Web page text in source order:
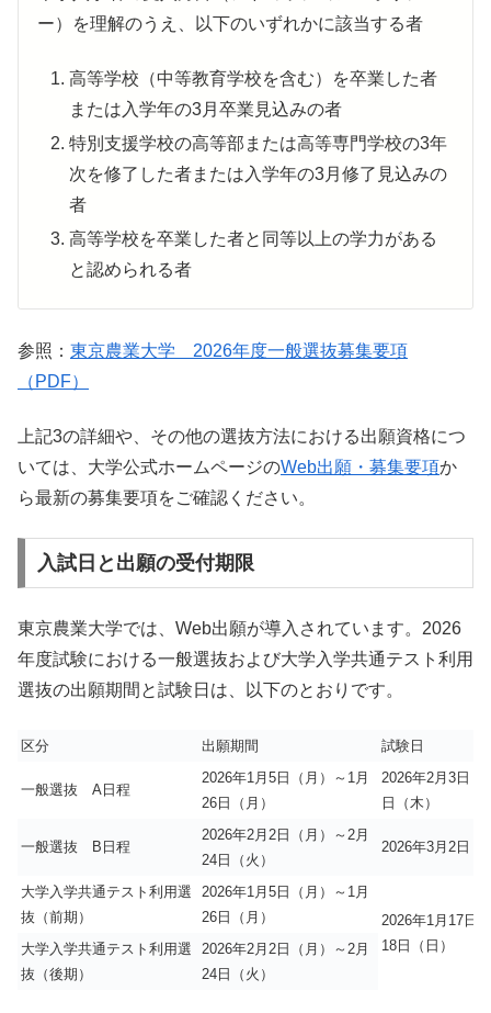
ー）を理解のうえ、以下のいずれかに該当する者
高等学校（中等教育学校を含む）を卒業した者
または入学年の3月卒業見込みの者
特別支援学校の高等部または高等専門学校の3年
次を修了した者または入学年の3月修了見込みの
者
高等学校を卒業した者と同等以上の学力がある
と認められる者
参照： 東京農業大学 2026年度一般選抜募集要項
（PDF）
上記3の詳細や、その他の選抜方法における出願資格につ
いては、大学公式ホームページのWeb出願・募集要項か
ら最新の募集要項をご確認ください。
入試日と出願の受付期限
東京農業大学では、Web出願が導入されています。2026
年度試験における一般選抜および大学入学共通テスト利用
選抜の出願期間と試験日は、以下のとおりです。
区分 出願期間 試験日
一般選抜 A日程
2026年1月5日（月）～1月
26日（月）
2026年2月3日（
日（木）
一般選抜 B日程
2026年2月2日（月）～2月
24日（火）
2026年3月2日（
大学入学共通テスト利用選
抜（前期）
2026年1月5日（月）～1月
26日（月）
2026年1月17日
18日（日）
大学入学共通テスト利用選
抜（後期）
2026年2月2日（月）～2月
24日（火）